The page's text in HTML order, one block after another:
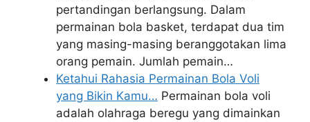
pertandingan berlangsung. Dalam
permainan bola basket, terdapat dua tim
yang masing-masing beranggotakan lima
orang pemain. Jumlah pemain…
Ketahui Rahasia Permainan Bola Voli
yang Bikin Kamu… Permainan bola voli
adalah olahraga beregu yang dimainkan